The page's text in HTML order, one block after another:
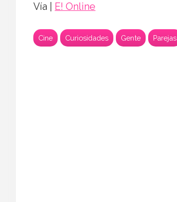
Vía | E! Online
Cine Curiosidades Gente Parejas